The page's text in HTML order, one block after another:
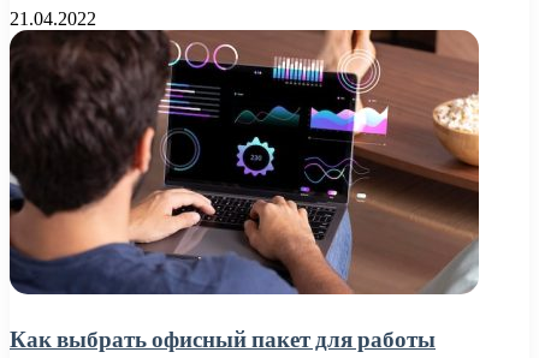
21.04.2022
Как выбрать офисный пакет для работы